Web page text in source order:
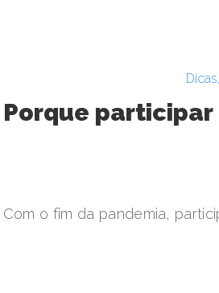
Dicas,
Porque
Com o fim da pandemia,